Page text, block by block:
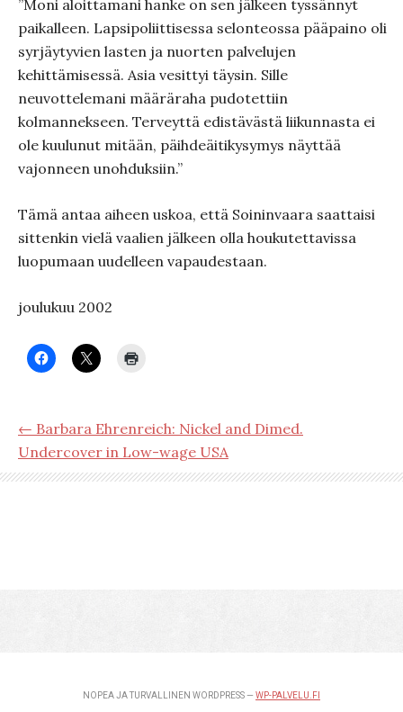
”Moni aloittamani hanke on sen jälkeen tyssännyt
paikalleen. Lapsipoliittisessa selonteossa pääpaino oli
syrjäytyvien lasten ja nuorten palvelujen
kehittämisessä. Asia vesittyi täysin. Sille
neuvottelemani määräraha pudotettiin
kolmannekseen. Terveyttä edistävästä liikunnasta ei
ole kuulunut mitään, päihdeäitikysymys näyttää
vajonneen unohduksiin.”
Tämä antaa aiheen uskoa, että Soininvaara saattaisi
sittenkin vielä vaalien jälkeen olla houkutettavissa
luopumaan uudelleen vapaudestaan.
joulukuu 2002
← Barbara Ehrenreich: Nickel and Dimed.
Undercover in Low-wage USA
NOPEA JA TURVALLINEN WORDPRESS — WP-PALVELU.FI